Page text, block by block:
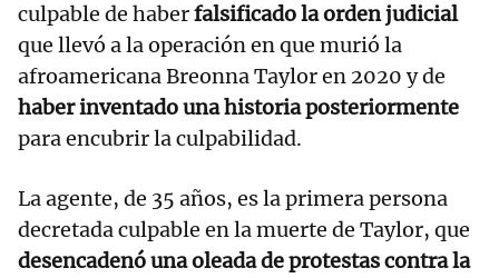
culpable de haberfalsificado la orden judicial
que llevó a la operación en que murió la
afroamericana Breonna Taylor en 2020 y de
haber inventado una historia posteriormente
para encubrir la culpabilidad.
La agente, de 35 años, es la primera persona
decretada culpable en la muerte de Taylor, que
desencadenó una oleada de protestas contra la